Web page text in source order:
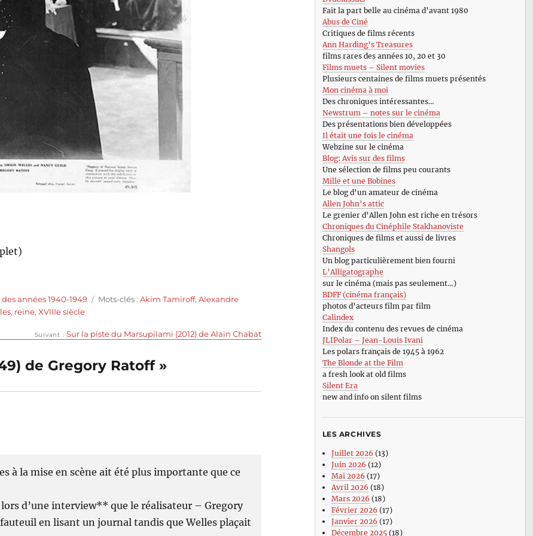
années 1940-1949 Étiquettes
Mots-clés :Akim Tamiroff,Alexandre
, reine,XVIIIe siècle
Suivant
Publication
Sur la piste du Marsupilami (2012) de Alain Chabat
de Gregory Ratoff »
à la mise en scène ait été plus importante que ce
d’une interview** que le réalisateur – Gregory
en lisant un journal tandis que Welles plaçait
Fait la part belle au cinéma d’avant 1980
Abus de Ciné
Critiques de films récents
Ann Harding’s Treasures
films rares des années 10, 20 et 30
Films muets – Silent movies
Plusieurs centaines de films muets présentés
Mon cinéma à moi
Des chroniques intéressantes…
Newstrum – notes sur le cinéma
Des présentations bien développées
Il était une fois le cinéma
Webzine sur le cinéma
Blog: Avis sur des films
Une sélection de films peu courants
Mille et une Bobines
Le blog d’un amateur de cinéma
Allen John’s attic
Le grenier d’Allen John est riche en trésors
Chroniques du Cinéphile Stakhanoviste
Chroniques de films et aussi de livres
Shangols
Un blog particulièrement bien fourni
L’Alligatographe
sur le cinéma (mais pas seulement…)
BDFF (cinéma français)
photos d’acteurs film par film
Calindex
Index du contenu des revues de cinéma
JLIPolar – Jean-Louis Ivani
Les polars français de 1945 à 1962
The Blonde at the Film
a fresh look at old films
Silent Era
new and info on silent films
LES ARCHIVES
Juillet 2026 (13)
Juin 2026 (12)
Mai 2026 (17)
Avril 2026 (18)
Mars 2026 (18)
Février 2026 (17)
Janvier 2026 (17)
Décembre 2025(18)